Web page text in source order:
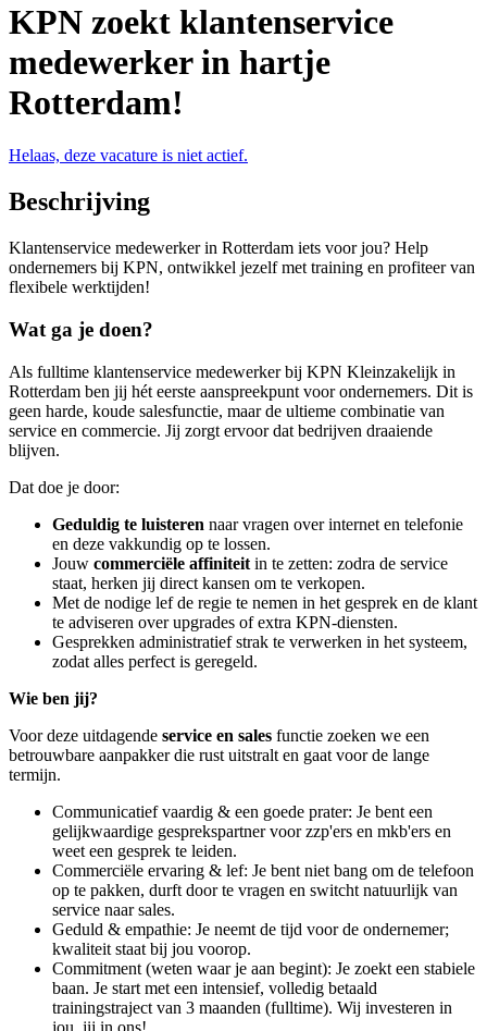
KPN zoekt klantenservice
medewerker in hartje
Rotterdam!
Helaas, deze vacature is niet actief.
Beschrijving
Klantenservice medewerker in Rotterdam iets voor jou? Help
ondernemers bij KPN, ontwikkel jezelf met training en profiteer van
flexibele werktijden!
Wat ga je doen?
Als fulltime klantenservice medewerker bij KPN Kleinzakelijk in
Rotterdam ben jij hét eerste aanspreekpunt voor ondernemers. Dit is
geen harde, koude salesfunctie, maar de ultieme combinatie van
service en commercie. Jij zorgt ervoor dat bedrijven draaiende
blijven.
Dat doe je door:
Geduldig te luisteren naar vragen over internet en telefonie
en deze vakkundig op te lossen.
Jouw commerciële affiniteit in te zetten: zodra de service
staat, herken jij direct kansen om te verkopen.
Met de nodige lef de regie te nemen in het gesprek en de klant
te adviseren over upgrades of extra KPN-diensten.
Gesprekken administratief strak te verwerken in het systeem,
zodat alles perfect is geregeld.
Wie ben jij?
Voor deze uitdagende service en sales functie zoeken we een
betrouwbare aanpakker die rust uitstralt en gaat voor de lange
termijn.
Communicatief vaardig & een goede prater: Je bent een
gelijkwaardige gesprekspartner voor zzp'ers en mkb'ers en
weet een gesprek te leiden.
Commerciële ervaring & lef: Je bent niet bang om de telefoon
op te pakken, durft door te vragen en switcht natuurlijk van
service naar sales.
Geduld & empathie: Je neemt de tijd voor de ondernemer;
kwaliteit staat bij jou voorop.
Commitment (weten waar je aan begint): Je zoekt een stabiele
baan. Je start met een intensief, volledig betaald
trainingstraject van 3 maanden (fulltime). Wij investeren in
jou, jij in ons!